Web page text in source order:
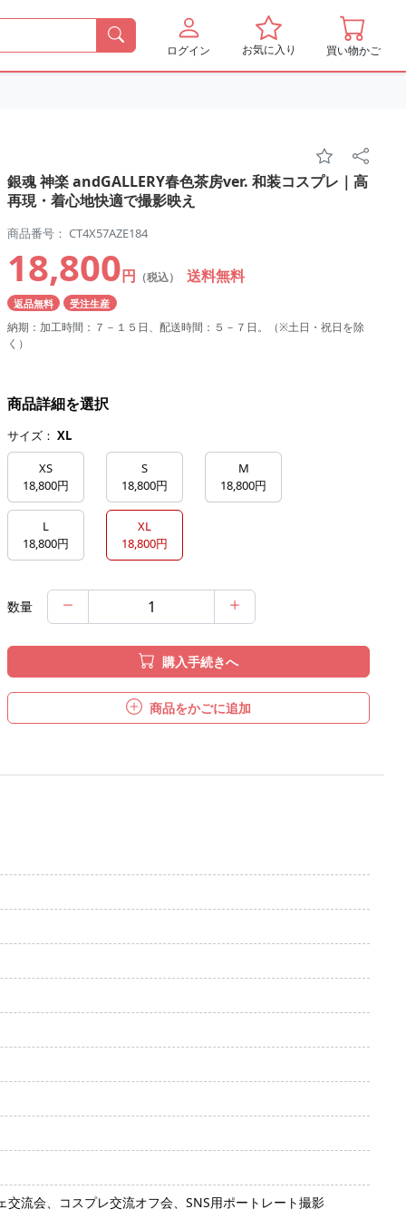
ログイン お気に入り 買い物かご
銀魂 神楽 andGALLERY春色茶房ver. 和装コスプレ｜高
再現・着心地快適で撮影映え
商品番号： CT4X57AZE184
18,800円 （税込） 送料無料
返品無料 受注生産
納期：加工時間：７－１５日、配送時間：５－７日。（※土日・祝日を除
く）
商品詳細を選択
サイズ： XL
XS
18,800円
S
18,800円
M
18,800円
L
18,800円
XL
18,800円
数量
購入手続きへ
商品をかごに追加
流会、コスプレ交流オフ会、SNS用ポートレート撮影